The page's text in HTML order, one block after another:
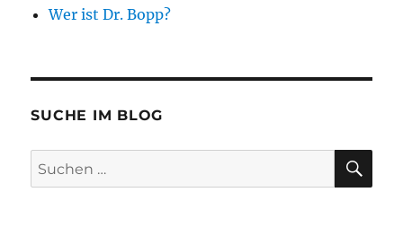
Wer ist Dr. Bopp?
SUCHE IM BLOG
Suchen
nach: